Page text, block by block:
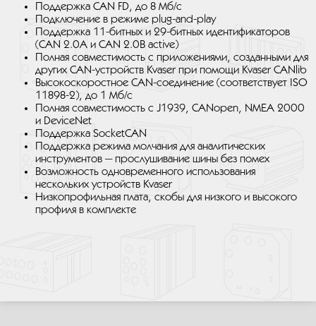
Поддержка CAN FD, до 8 Мб/с
Подключение в режиме plug-and-play
Поддержка 11-битных и 29-битных идентификаторов
(CAN 2.0A и CAN 2.0B active)
Полная совместимость с приложениями, созданными для
других CAN-устройств Kvaser при помощи Kvaser CANlib
Высокоскоростное CAN-соединение (соответствует ISO
11898-2), до 1 Мб/с
Полная совместимость с J1939, CANopen, NMEA 2000
и DeviceNet
Поддержка SocketCAN
Поддержка режима молчания для аналитических
инструментов — прослушивание шины без помех
Возможность одновременного использования
нескольких устройств Kvaser
Низкопрофильная плата, скобы для низкого и высокого
профиля в комплекте